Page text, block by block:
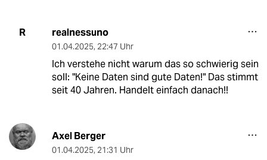
R realnessuno
01.04.2025, 22:47 Uhr
Ich verstehe nicht warum das so schwierig sein
soll: "Keine Daten sind gute Daten!" Das stimmt
seit 40 Jahren. Handelt einfach danach!!
Axel Berger
01.04.2025, 21:31 Uhr